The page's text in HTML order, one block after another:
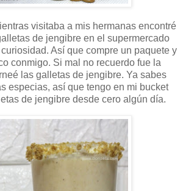
visitaba a mis hermanas encontré
de jengibre en el supermercado
Así que compre un paquete y
conmigo. Si mal no recuerdo fue la
las galletas de jengibre. Ya sabes
especias, así que tengo en mi bucket
de jengibre desde cero algún día.